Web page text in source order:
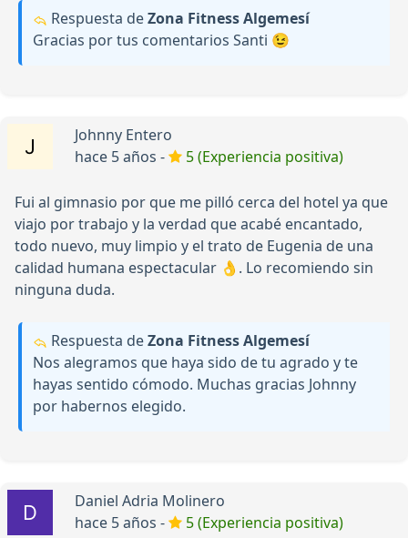
Respuesta deZona Fitness Algemesí
Gracias por tus comentarios Santi 😉
Johnny Entero
hace 5 años -
5 (Experiencia positiva)
Fui al gimnasio por que me pilló cerca del hotel ya que
viajo por trabajo y la verdad que acabé encantado,
todo nuevo, muy limpio y el trato de Eugenia de una
calidad humana espectacular 👌. Lo recomiendo sin
ninguna duda.
Respuesta deZona Fitness Algemesí
Nos alegramos que haya sido de tu agrado y te
hayas sentido cómodo. Muchas gracias Johnny
por habernos elegido.
Daniel Adria Molinero
hace 5 años -
5 (Experiencia positiva)